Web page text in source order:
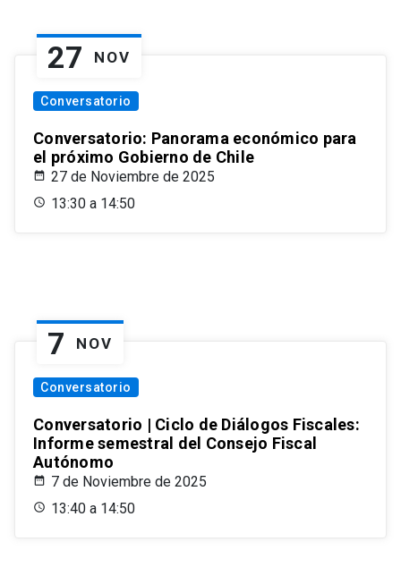
27 NOV
Conversatorio
Conversatorio: Panorama económico para
el próximo Gobierno de Chile
27 de Noviembre de 2025
13:30 a 14:50
7 NOV
Conversatorio
Conversatorio | Ciclo de Diálogos Fiscales:
Informe semestral del Consejo Fiscal
Autónomo
7 de Noviembre de 2025
13:40 a 14:50